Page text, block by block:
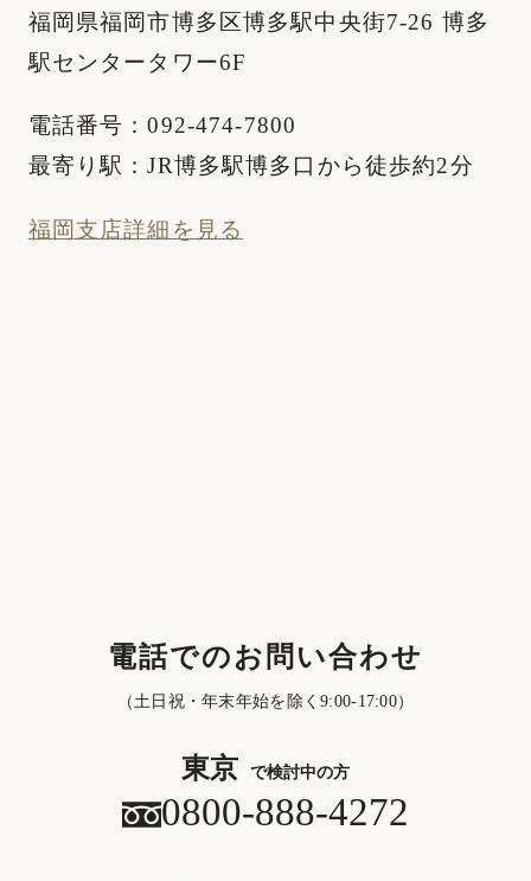
福岡県福岡市博多区博多駅中央街7-26 博多
駅センタータワー6F
電話番号：092-474-7800
最寄り駅：JR博多駅博多口から徒歩約2分
福岡支店詳細を見る
電話でのお問い合わせ
（土日祝・年末年始を除く9:00-17:00）
東京 で検討中の方
0800-888-4272